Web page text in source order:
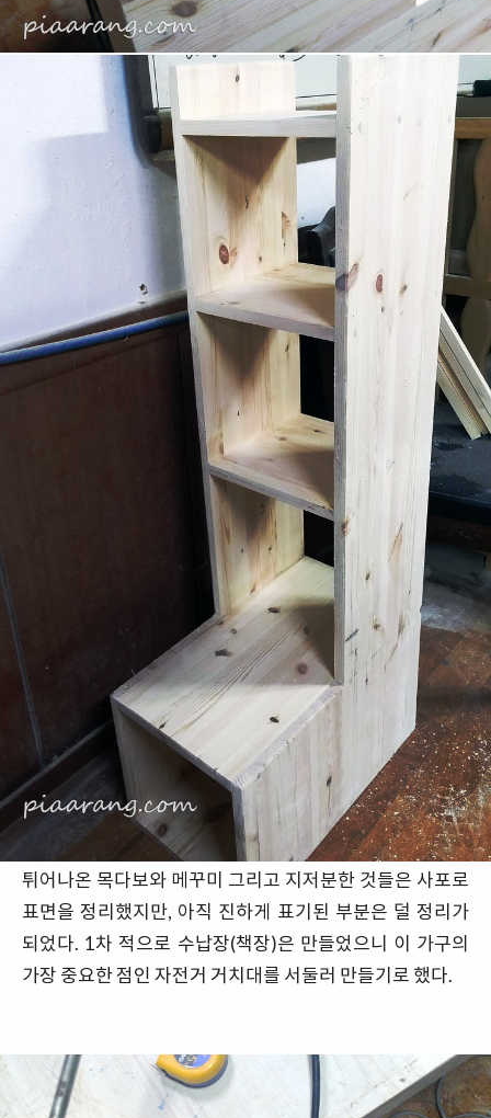
튀어나온 목다보와 메꾸미 그리고 지저분한 것들은 사포로
표면을 정리했지만, 아직 진하게 표기된 부분은 덜 정리가
되었다. 1차 적으로 수납장(책장)은 만들었으니 이 가구의
가장 중요한 점인 자전거 거치대를 서둘러 만들기로 했다.